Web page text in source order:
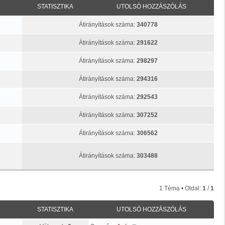
STATISZTIKA UTOLSÓ HOZZÁSZÓLÁS
Átirányítások száma: 340778
Átirányítások száma: 291622
Átirányítások száma: 298297
Átirányítások száma: 294316
Átirányítások száma: 292543
Átirányítások száma: 307252
Átirányítások száma: 306562
Átirányítások száma: 303488
1 Téma • Oldal: 1 /1
STATISZTIKA UTOLSÓ HOZZÁSZÓLÁS